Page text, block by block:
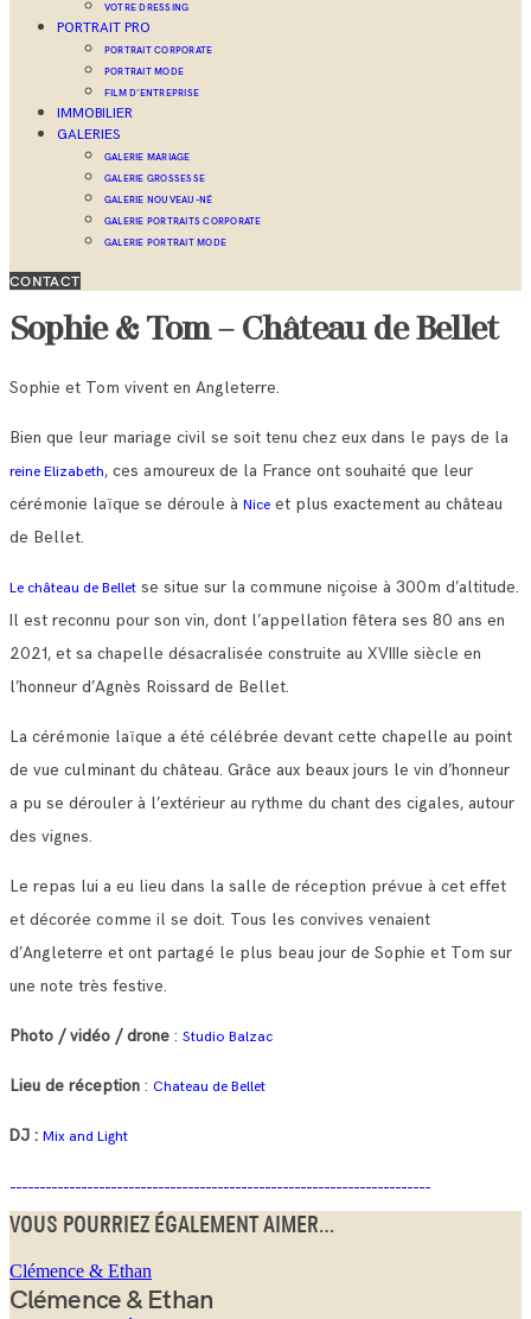
VOTRE DRESSING
PORTRAIT PRO
PORTRAIT CORPORATE
PORTRAIT MODE
FILM D’ENTREPRISE
IMMOBILIER
GALERIES
GALERIE MARIAGE
GALERIE GROSSESSE
GALERIE NOUVEAU-NÉ
GALERIE PORTRAITS CORPORATE
GALERIE PORTRAIT MODE
CONTACT
Sophie & Tom – Château de Bellet
Sophie et Tom vivent en Angleterre.
Bien que leur mariage civil se soit tenu chez eux dans le pays de la
reine Elizabeth, ces amoureux de la France ont souhaité que leur
cérémonie laïque se déroule à Nice et plus exactement au château
de Bellet.
Le château de Bellet se situe sur la commune niçoise à 300m d’altitude.
Il est reconnu pour son vin, dont l’appellation fêtera ses 80 ans en
2021, et sa chapelle désacralisée construite au XVIIIe siècle en
l’honneur d’Agnès Roissard de Bellet.
La cérémonie laïque a été célébrée devant cette chapelle au point
de vue culminant du château. Grâce aux beaux jours le vin d’honneur
a pu se dérouler à l’extérieur au rythme du chant des cigales, autour
des vignes.
Le repas lui a eu lieu dans la salle de réception prévue à cet effet
et décorée comme il se doit. Tous les convives venaient
d’Angleterre et ont partagé le plus beau jour de Sophie et Tom sur
une note très festive.
Photo / vidéo / drone : Studio Balzac
Lieu de réception : Chateau de Bellet
DJ : Mix and Light
VOUS POURRIEZ ÉGALEMENT AIMER...
Clémence & Ethan
Clémence & Ethan